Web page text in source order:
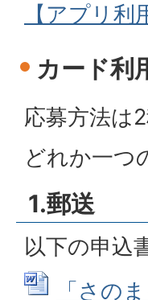
【アプリ利
カード利
応募方法は
どれか一つ
1.郵送
以下の申込
「さの